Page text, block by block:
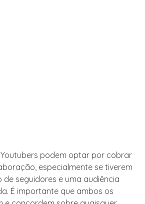
Youtubers podem optar por cobrar
especialmente se tiverem
de seguidores e uma audiência
É importante que ambos os